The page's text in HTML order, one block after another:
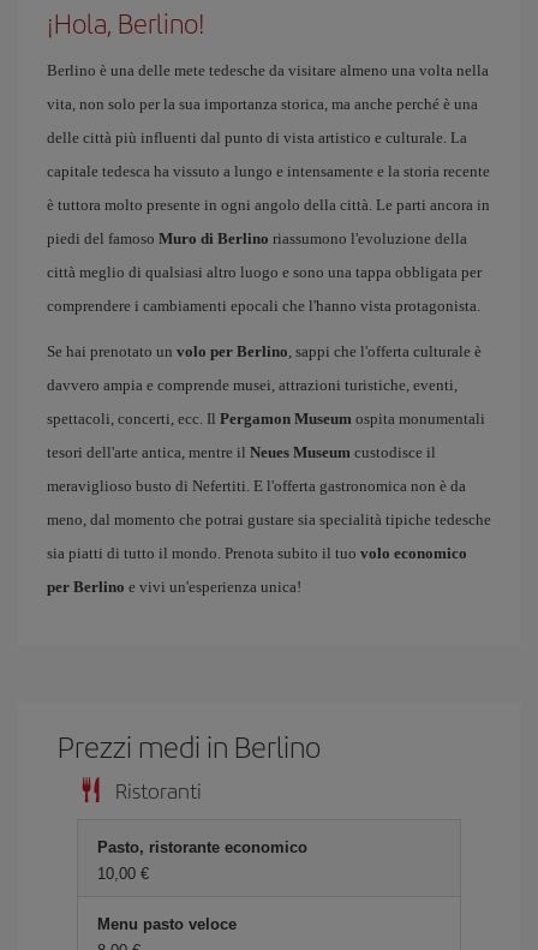
¡Hola, Berlino!
Berlino è una delle mete tedesche da visitare almeno una volta nella
vita, non solo per la sua importanza storica, ma anche perché è una
delle città più influenti dal punto di vista artistico e culturale. La
capitale tedesca ha vissuto a lungo e intensamente e la storia recente
è tuttora molto presente in ogni angolo della città. Le parti ancora in
piedi del famoso Muro di Berlino riassumono l'evoluzione della
città meglio di qualsiasi altro luogo e sono una tappa obbligata per
comprendere i cambiamenti epocali che l'hanno vista protagonista.
Se hai prenotato un volo per Berlino, sappi che l'offerta culturale è
davvero ampia e comprende musei, attrazioni turistiche, eventi,
spettacoli, concerti, ecc. Il Pergamon Museum ospita monumentali
tesori dell'arte antica, mentre il Neues Museum custodisce il
meraviglioso busto di Nefertiti. E l'offerta gastronomica non è da
meno, dal momento che potrai gustare sia specialità tipiche tedesche
sia piatti di tutto il mondo. Prenota subito il tuo volo economico
per Berlino e vivi un'esperienza unica!
Prezzi medi in Berlino
Ristoranti
Pasto, ristorante economico
10,00 €
Menu pasto veloce